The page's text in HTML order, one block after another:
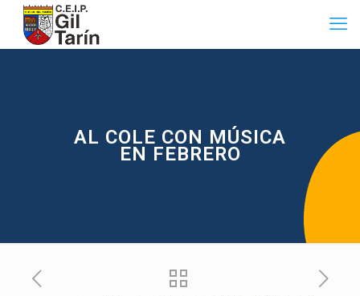
AL COLE CON MÚSICA
EN FEBRERO